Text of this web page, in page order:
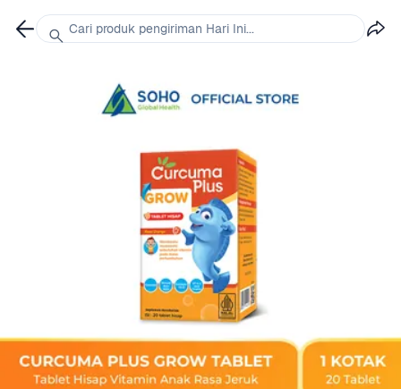
Cari produk pengiriman Hari Ini...